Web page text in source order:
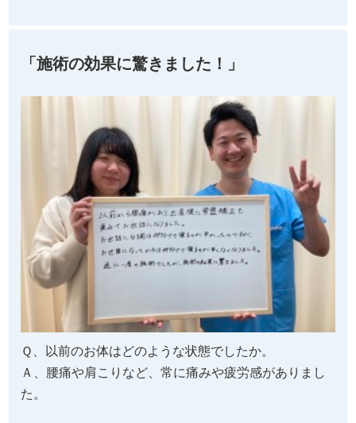
「施術の効果に驚きました！」
Ｑ、以前のお体はどのような状態でしたか。
Ａ、腰痛や肩こりなど、常に痛みや疲労感がありまし
た。